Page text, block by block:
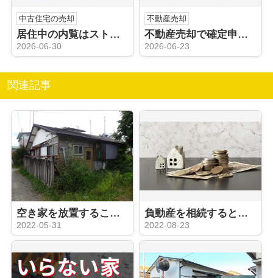
中古住宅の売却
居住中の内覧はストレスになる？売却時の負担を減らす工夫も解説
2026-06-30
不動産売却
不動産売却で確定申告は不要？申告が必要なケースや注意点も解説
2026-06-23
関連記事
空き家を放置することによって生じるリスクとは？リスクの内容と解決策を解説！
2022-05-31
負動産を相続するとどうなる？負動産を処分・相続放棄する方法を解説！
2022-08-23